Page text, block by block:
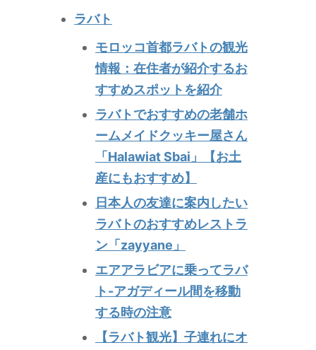
ラバト
モロッコ首都ラバトの観光
情報：在住者が紹介するお
すすめスポットを紹介
ラバトでおすすめの老舗ホ
ームメイドクッキー屋さん
「Halawiat Sbai」【お土
産にもおすすめ】
日本人の友達に案内したい
ラバトのおすすめレストラ
ン「zayyane」
エアアラビアに乗ってラバ
ト-アガディール間を移動
する時の注意
【ラバト観光】子連れにオ